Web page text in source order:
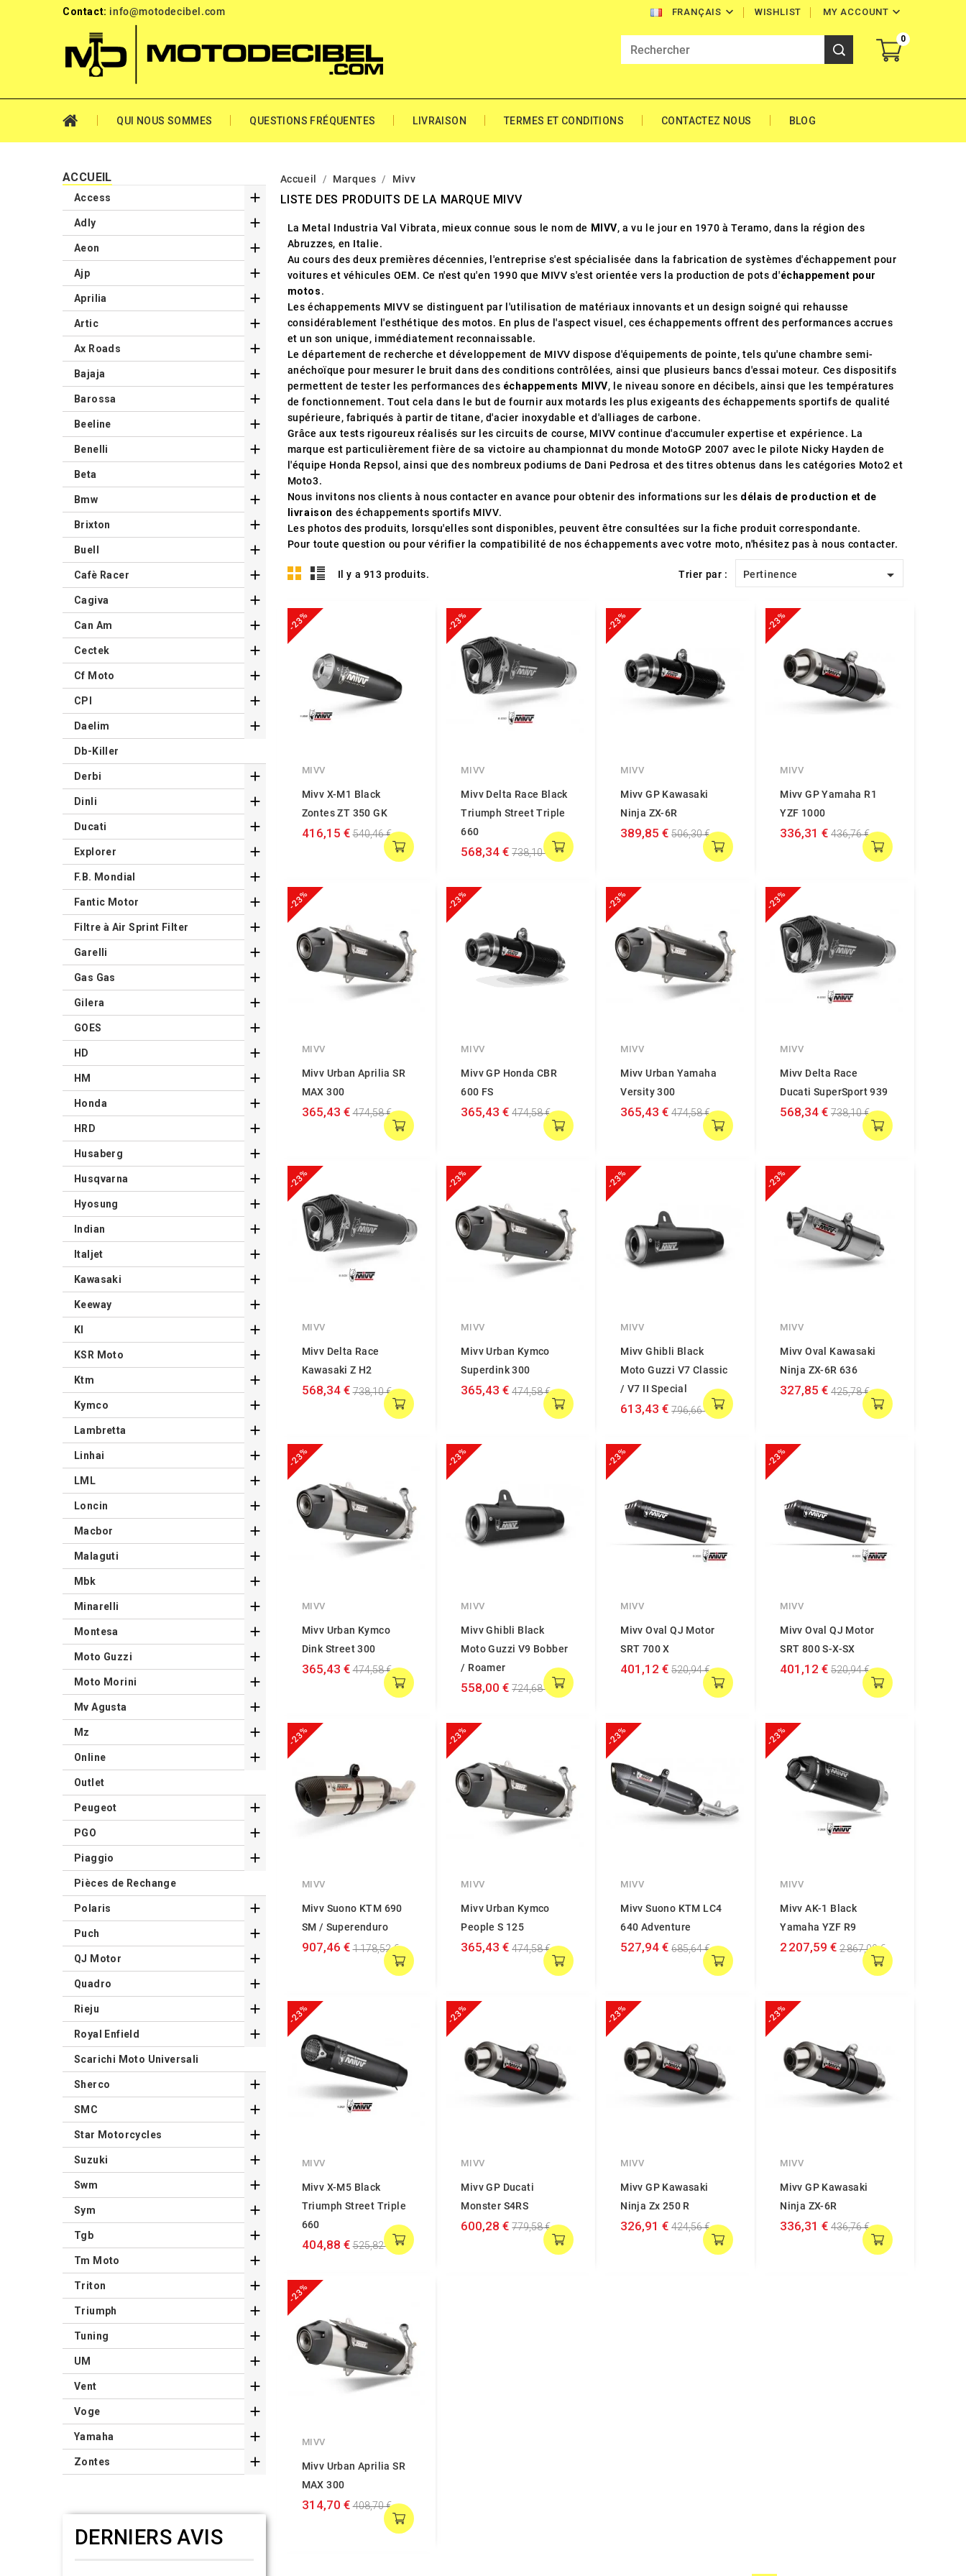
Contact: info@motodecibel.com FRANÇAIS  MY ACCOUNT 
WISHLIST
0
QUI NOUS SOMMES QUESTIONS FRÉQUENTES LIVRAISON TERMES ET CONDITIONS CONTACTEZ NOUS BLOG
Accueil Marques Mivv
LISTE DES PRODUITS DE LA MARQUE MIVV
La Metal Industria Val Vibrata, mieux connue sous le nom de MIVV, a vu le jour en 1970 à Teramo, dans la région des
Abruzzes, en Italie.
Au cours des deux premières décennies, l'entreprise s'est spécialisée dans la fabrication de systèmes d'échappement pour
voitures et véhicules OEM. Ce n'est qu'en 1990 que MIVV s'est orientée vers la production de pots d'échappement pour
motos.
Les échappements MIVV se distinguent par l'utilisation de matériaux innovants et un design soigné qui rehausse
considérablement l'esthétique des motos. En plus de l'aspect visuel, ces échappements offrent des performances accrues
et un son unique, immédiatement reconnaissable.
Le département de recherche et développement de MIVV dispose d'équipements de pointe, tels qu'une chambre semi-
anéchoïque pour mesurer le bruit dans des conditions contrôlées, ainsi que plusieurs bancs d'essai moteur. Ces dispositifs
permettent de tester les performances des échappements MIVV, le niveau sonore en décibels, ainsi que les températures
de fonctionnement. Tout cela dans le but de fournir aux motards les plus exigeants des échappements sportifs de qualité
supérieure, fabriqués à partir de titane, d'acier inoxydable et d'alliages de carbone.
Grâce aux tests rigoureux réalisés sur les circuits de course, MIVV continue d'accumuler expertise et expérience. La
marque est particulièrement fière de sa victoire au championnat du monde MotoGP 2007 avec le pilote Nicky Hayden de
l'équipe Honda Repsol, ainsi que des nombreux podiums de Dani Pedrosa et des titres obtenus dans les catégories Moto2 et
Moto3.
Nous invitons nos clients à nous contacter en avance pour obtenir des informations sur les délais de production et de
livraison des échappements sportifs MIVV.
Les photos des produits, lorsqu'elles sont disponibles, peuvent être consultées sur la fiche produit correspondante.
Pour toute question ou pour vérifier la compatibilité de nos échappements avec votre moto, n'hésitez pas à nous contacter.
Il y a 913 produits. Trier par : Pertinence 
-23%
MIVV
Mivv X-M1 Black
Zontes ZT 350 GK
416,15 € 540,46 €
-23%
MIVV
Mivv Delta Race Black
Triumph Street Triple
660
568,34 € 738,10 €
-23%
MIVV
Mivv GP Kawasaki
Ninja ZX-6R
389,85 € 506,30 €
-23%
MIVV
Mivv GP Yamaha R1
YZF 1000
336,31 € 436,76 €
-23%
MIVV
Mivv Urban Aprilia SR
MAX 300
365,43 € 474,58 €
-23%
MIVV
Mivv GP Honda CBR
600 FS
365,43 € 474,58 €
-23%
MIVV
Mivv Urban Yamaha
Versity 300
365,43 € 474,58 €
-23%
MIVV
Mivv Delta Race
Ducati SuperSport 939
568,34 € 738,10 €
-23%
MIVV
Mivv Delta Race
Kawasaki Z H2
568,34 € 738,10 €
-23%
MIVV
Mivv Urban Kymco
Superdink 300
365,43 € 474,58 €
-23%
MIVV
Mivv Ghibli Black
Moto Guzzi V7 Classic
/ V7 II Special
613,43 € 796,66 €
-23%
MIVV
Mivv Oval Kawasaki
Ninja ZX-6R 636
327,85 € 425,78 €
-23%
MIVV
Mivv Urban Kymco
Dink Street 300
365,43 € 474,58 €
-23%
MIVV
Mivv Ghibli Black
Moto Guzzi V9 Bobber
/ Roamer
558,00 € 724,68 €
-23%
MIVV
Mivv Oval QJ Motor
SRT 700 X
401,12 € 520,94 €
-23%
MIVV
Mivv Oval QJ Motor
SRT 800 S-X-SX
401,12 € 520,94 €
-23%
MIVV
Mivv Suono KTM 690
SM / Superenduro
907,46 € 1 178,52 €
-23%
MIVV
Mivv Urban Kymco
People S 125
365,43 € 474,58 €
-23%
MIVV
Mivv Suono KTM LC4
640 Adventure
527,94 € 685,64 €
-23%
MIVV
Mivv AK-1 Black
Yamaha YZF R9
2 207,59 € 2 867,00 €
-23%
MIVV
Mivv X-M5 Black
Triumph Street Triple
660
404,88 € 525,82 €
-23%
MIVV
Mivv GP Ducati
Monster S4RS
600,28 € 779,58 €
-23%
MIVV
Mivv GP Kawasaki
Ninja Zx 250 R
326,91 € 424,56 €
-23%
MIVV
Mivv GP Kawasaki
Ninja ZX-6R
336,31 € 436,76 €
-23%
MIVV
Mivv Urban Aprilia SR
MAX 300
314,70 € 408,70 €
ACCUEIL
Access 
Adly 
Aeon 
Ajp 
Aprilia 
Artic 
Ax Roads 
Bajaja 
Barossa 
Beeline 
Benelli 
Beta 
Bmw 
Brixton 
Buell 
Cafè Racer 
Cagiva 
Can Am 
Cectek 
Cf Moto 
CPI 
Daelim 
Db-Killer
Derbi 
Dinli 
Ducati 
Explorer 
F.B. Mondial 
Fantic Motor 
Filtre à Air Sprint Filter 
Garelli 
Gas Gas 
Gilera 
GOES 
HD 
HM 
Honda 
HRD 
Husaberg 
Husqvarna 
Hyosung 
Indian 
Italjet 
Kawasaki 
Keeway 
Kl 
KSR Moto 
Ktm 
Kymco 
Lambretta 
Linhai 
LML 
Loncin 
Macbor 
Malaguti 
Mbk 
Minarelli 
Montesa 
Moto Guzzi 
Moto Morini 
Mv Agusta 
Mz 
Online 
Outlet
Peugeot 
PGO 
Piaggio 
Pièces de Rechange
Polaris 
Puch 
QJ Motor 
Quadro 
Rieju 
Royal Enfield 
Scarichi Moto Universali
Sherco 
SMC 
Star Motorcycles 
Suzuki 
Swm 
Sym 
Tgb 
Tm Moto 
Triton 
Triumph 
Tuning 
UM 
Vent 
Voge 
Yamaha 
Zontes 
DERNIERS AVIS